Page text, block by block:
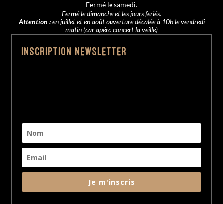
Fermé le samedi.
Fermé le dimanche et les jours feriés.
Attention :en juillet et en août ouverture décalée à 10h le vendredi
matin (car apéro concert la veille)
Inscription Newsletter
Je m'inscris